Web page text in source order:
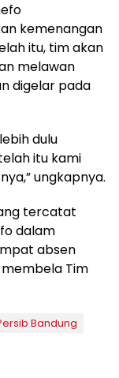
kemenangan
itu, tim akan
melawan
digelar pada
dulu
itu kami
ungkapnya.
tercatat
dalam
absen
Tim
Bandung